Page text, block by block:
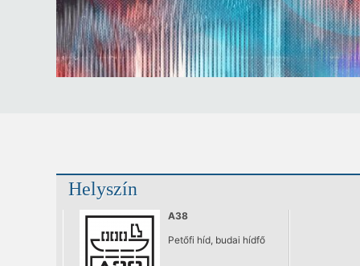
Helyszín
A38
Petőfi híd, budai hídfő